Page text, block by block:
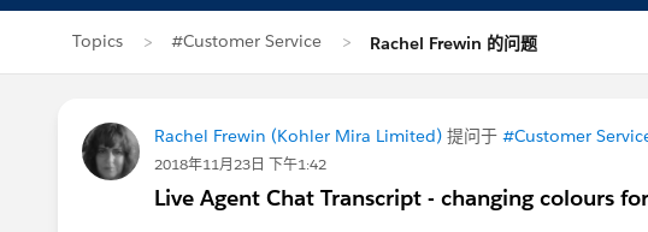
Topics #Customer Service Rachel Frewin 的问题
Rachel Frewin (Kohler Mira Limited) 提问于 #Customer
2018年11月23日 下午1:42
Live Agent Chat Transcript - changing colours